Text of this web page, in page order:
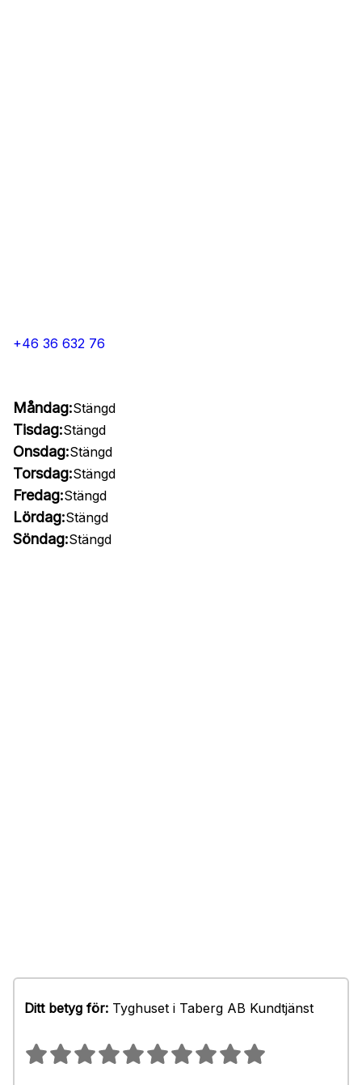
+46 36 632 76
Måndag:Stängd
Tisdag:Stängd
Onsdag:Stängd
Torsdag:Stängd
Fredag:Stängd
Lördag:Stängd
Söndag:Stängd
Ditt betyg för: Tyghuset i Taberg AB Kundtjänst